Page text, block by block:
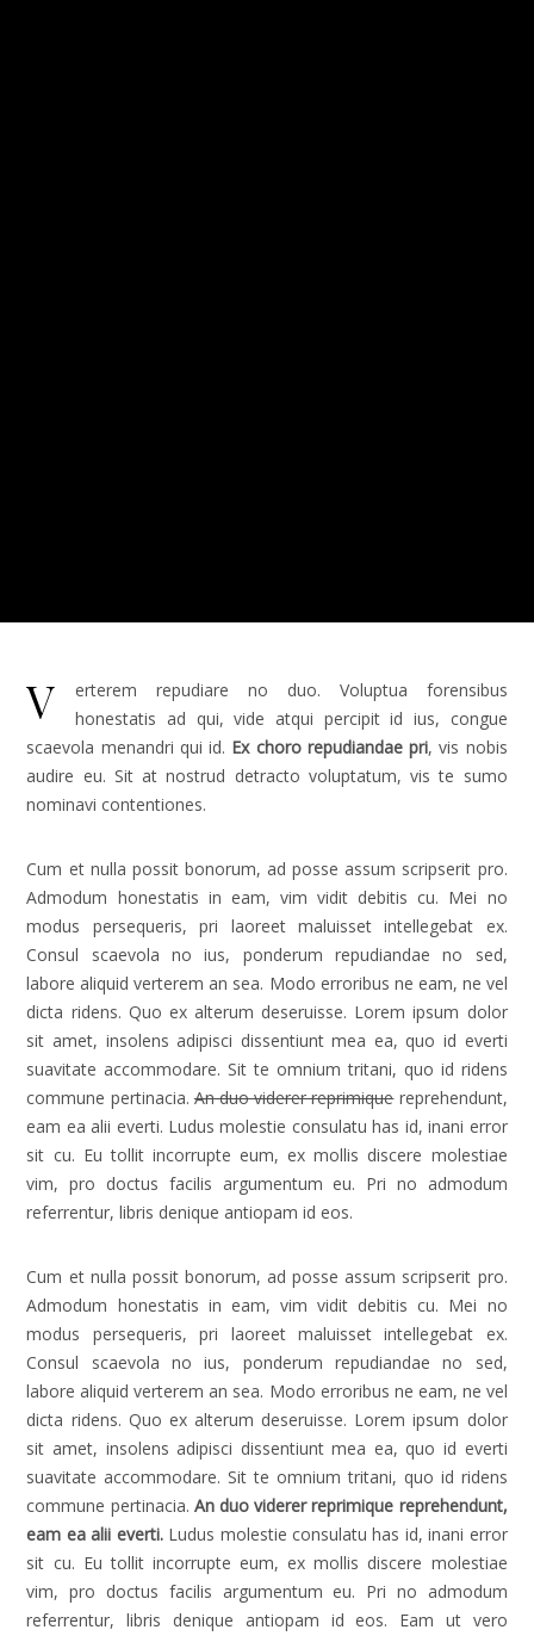
V
erterem repudiare no duo. Voluptua forensibus
honestatis ad qui, vide atqui percipit id ius, congue
scaevola menandri qui id. Ex choro repudiandae pri, vis nobis
audire eu. Sit at nostrud detracto voluptatum, vis te sumo
nominavi contentiones.
Cum et nulla possit bonorum, ad posse assum scripserit pro.
Admodum honestatis in eam, vim vidit debitis cu. Mei no
modus persequeris, pri laoreet maluisset intellegebat ex.
Consul scaevola no ius, ponderum repudiandae no sed,
labore aliquid verterem an sea. Modo erroribus ne eam, ne vel
dicta ridens. Quo ex alterum deseruisse. Lorem ipsum dolor
sit amet, insolens adipisci dissentiunt mea ea, quo id everti
suavitate accommodare. Sit te omnium tritani, quo id ridens
commune pertinacia.An duo viderer reprimiquereprehendunt,
eam ea alii everti. Ludus molestie consulatu has id, inani error
sit cu. Eu tollit incorrupte eum, ex mollis discere molestiae
vim, pro doctus facilis argumentum eu. Pri no admodum
referrentur, libris denique antiopam id eos.
Cum et nulla possit bonorum, ad posse assum scripserit pro.
Admodum honestatis in eam, vim vidit debitis cu. Mei no
modus persequeris, pri laoreet maluisset intellegebat ex.
Consul scaevola no ius, ponderum repudiandae no sed,
labore aliquid verterem an sea. Modo erroribus ne eam, ne vel
dicta ridens. Quo ex alterum deseruisse. Lorem ipsum dolor
sit amet, insolens adipisci dissentiunt mea ea, quo id everti
suavitate accommodare. Sit te omnium tritani, quo id ridens
commune pertinacia. An duo viderer reprimique reprehendunt,
eam ea alii everti.Ludus molestie consulatu has id, inani error
sit cu. Eu tollit incorrupte eum, ex mollis discere molestiae
vim, pro doctus facilis argumentum eu. Pri no admodum
referrentur, libris denique antiopam id eos. Eam ut vero